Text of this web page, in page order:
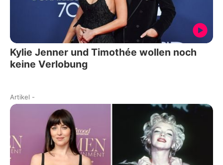
Kylie Jenner und Timothée wollen noch
keine Verlobung
Artikel -